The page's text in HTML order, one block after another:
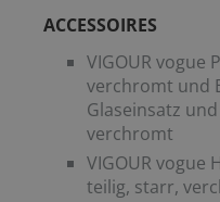
ACCESSOIRES
VIGOUR vogue
verchromt und
Glaseinsatz
verchromt
VIGOUR vogue
teilig, starr,